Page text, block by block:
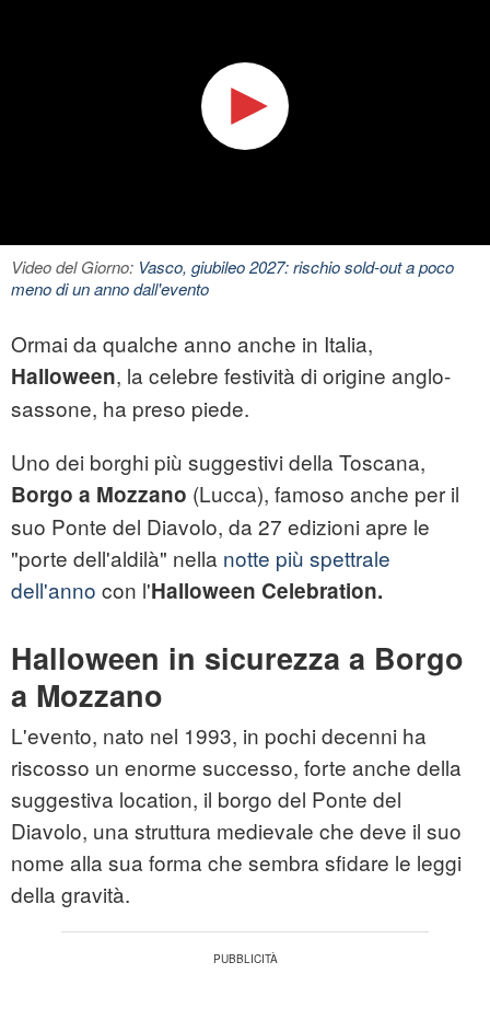
Video del Giorno: Vasco, giubileo 2027: rischio sold-out a poco
meno di un anno dall'evento
Ormai da qualche anno anche in Italia,
Halloween, la celebre festività di origine anglo-
sassone, ha preso piede.
Uno dei borghi più suggestivi della Toscana,
Borgo a Mozzano (Lucca), famoso anche per il
suo Ponte del Diavolo, da 27 edizioni apre le
"porte dell'aldilà" nella notte più spettrale
dell'anno con l'Halloween Celebration.
Halloween in sicurezza a Borgo
a Mozzano
L'evento, nato nel 1993, in pochi decenni ha
riscosso un enorme successo, forte anche della
suggestiva location, il borgo del Ponte del
Diavolo, una struttura medievale che deve il suo
nome alla sua forma che sembra sfidare le leggi
della gravità.